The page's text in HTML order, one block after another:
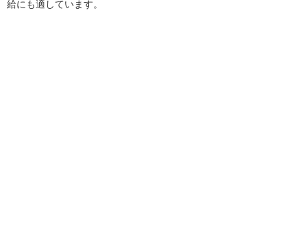
給にも適しています。